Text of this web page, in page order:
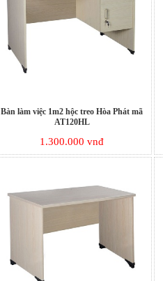
Bàn làm việc 1m2 hộc treo Hòa Phát mã
AT120HL
1.300.000 vnđ